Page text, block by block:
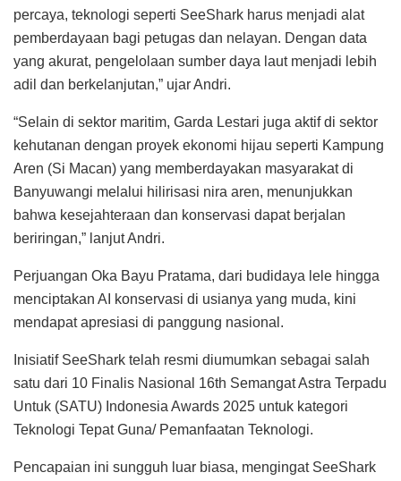
percaya, teknologi seperti SeeShark harus menjadi alat
pemberdayaan bagi petugas dan nelayan. Dengan data
yang akurat, pengelolaan sumber daya laut menjadi lebih
adil dan berkelanjutan,” ujar Andri.
“Selain di sektor maritim, Garda Lestari juga aktif di sektor
kehutanan dengan proyek ekonomi hijau seperti Kampung
Aren (Si Macan) yang memberdayakan masyarakat di
Banyuwangi melalui hilirisasi nira aren, menunjukkan
bahwa kesejahteraan dan konservasi dapat berjalan
beriringan,” lanjut Andri.
Perjuangan Oka Bayu Pratama, dari budidaya lele hingga
menciptakan AI konservasi di usianya yang muda, kini
mendapat apresiasi di panggung nasional.
Inisiatif SeeShark telah resmi diumumkan sebagai salah
satu dari 10 Finalis Nasional 16th Semangat Astra Terpadu
Untuk (SATU) Indonesia Awards 2025 untuk kategori
Teknologi Tepat Guna/ Pemanfaatan Teknologi.
Pencapaian ini sungguh luar biasa, mengingat SeeShark